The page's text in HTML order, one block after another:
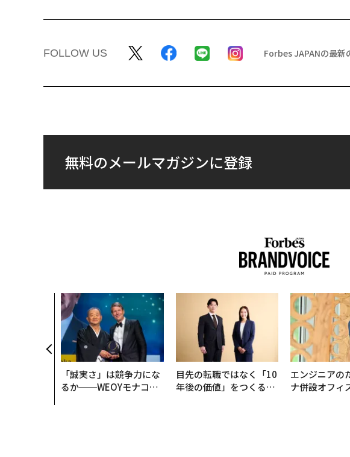
FOLLOW US Forbes JAPANの最新
無料のメールマガジンに登録
「誠実さ」は競争力にな
るか──WEOYモナコで
目先の転職ではなく「10
年後の価値」をつくる─
エンジニアの
ナ併設オフィ